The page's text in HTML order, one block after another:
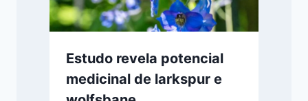
Estudo revela potencial
medicinal de larkspur e